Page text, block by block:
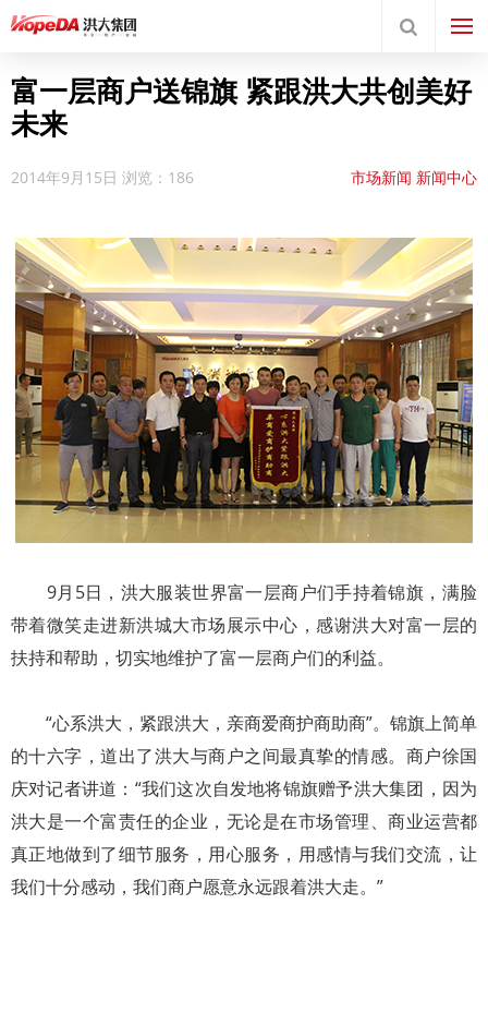
富一层商户送锦旗 紧跟洪大共创美好
未来
2014年9月15日 浏览：186 市场新闻 新闻中心
9月5日，洪大服装世界富一层商户们手持着锦旗，满脸
带着微笑走进新洪城大市场展示中心，感谢洪大对富一层的
扶持和帮助，切实地维护了富一层商户们的利益。
“心系洪大，紧跟洪大，亲商爱商护商助商”。锦旗上简单
的十六字，道出了洪大与商户之间最真挚的情感。商户徐国
庆对记者讲道：“我们这次自发地将锦旗赠予洪大集团，因为
洪大是一个富责任的企业，无论是在市场管理、商业运营都
真正地做到了细节服务，用心服务，用感情与我们交流，让
我们十分感动，我们商户愿意永远跟着洪大走。”